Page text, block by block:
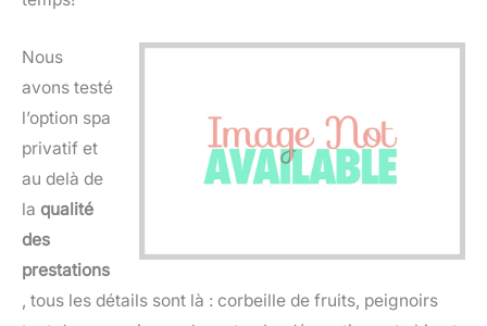
Nous
avons testé
l’option spa
privatif et
au delà de
la qualité
des
prestations
, tous les détails sont là : corbeille de fruits, peignoirs